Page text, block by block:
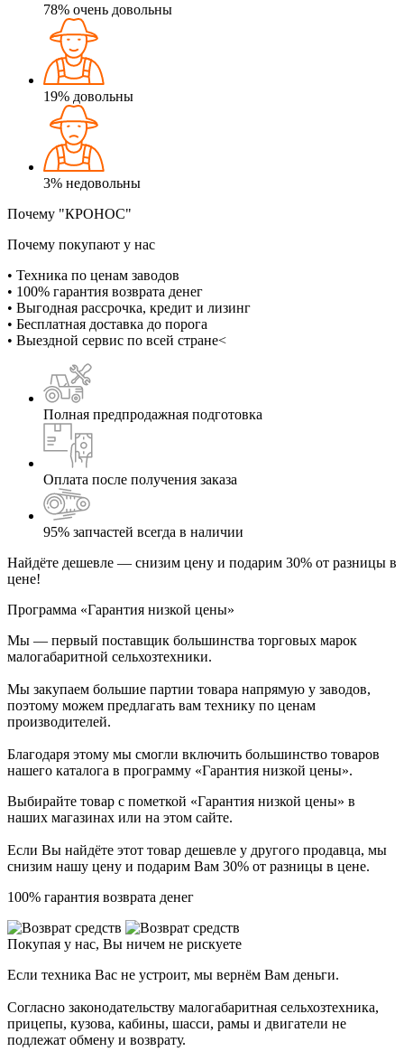
78% очень довольны
19% довольны
3% недовольны
Почему "КРОНОС"
Почему покупают у нас
• Техника по ценам заводов
• 100% гарантия возврата денег
• Выгодная рассрочка, кредит и лизинг
• Бесплатная доставка до порога
• Выездной сервис по всей стране<
Полная предпродажная подготовка
Оплата после получения заказа
95% запчастей всегда в наличии
Найдёте дешевле — снизим цену и подарим 30% от разницы в
цене!
Программа «Гарантия низкой цены»
Мы — первый поставщик большинства торговых марок
малогабаритной сельхозтехники.
Мы закупаем большие партии товара напрямую у заводов,
поэтому можем предлагать вам технику по ценам
производителей.
Благодаря этому мы смогли включить большинство товаров
нашего каталога в программу «Гарантия низкой цены».
Выбирайте товар с пометкой «Гарантия низкой цены» в
наших магазинах или на этом сайте.
Если Вы найдёте этот товар дешевле у другого продавца, мы
снизим нашу цену и подарим Вам 30% от разницы в цене.
100% гарантия возврата денег
Покупая у нас, Вы ничем не рискуете
Если техника Вас не устроит, мы вернём Вам деньги.
Согласно законодательству малогабаритная сельхозтехника,
прицепы, кузова, кабины, шасси, рамы и двигатели не
подлежат обмену и возврату.